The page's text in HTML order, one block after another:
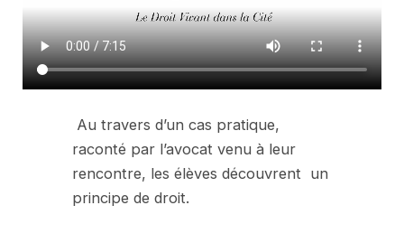
Au travers d’un cas pratique,
raconté par l’avocat venu à leur
rencontre, les élèves découvrent un
principe de droit.